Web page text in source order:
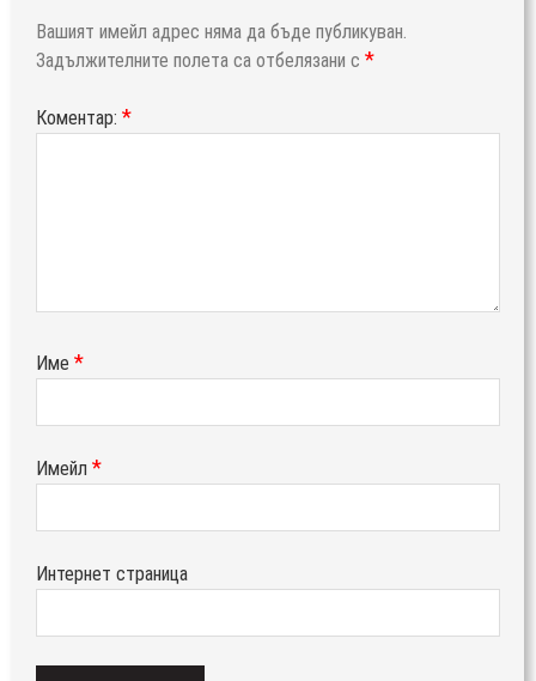
Вашият имейл адрес няма да бъде публикуван.
Задължителните полета са отбелязани с *
Коментар: *
Име *
Имейл *
Интернет страница